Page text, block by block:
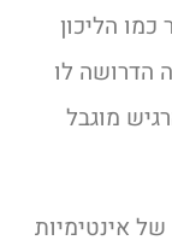
הליכון
לו
מוגבל
של אינטימיות